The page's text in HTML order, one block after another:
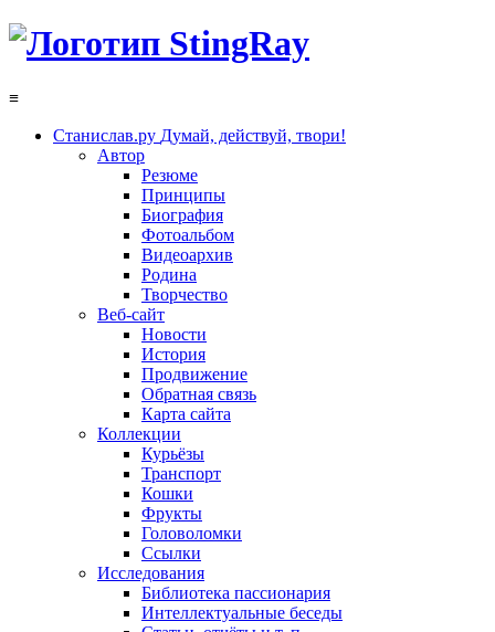
≡
Станислав.ру Думай, действуй, твори!
Автор
Резюме
Принципы
Биография
Фотоальбом
Видеоархив
Родина
Творчество
Веб-сайт
Новости
История
Продвижение
Обратная связь
Карта сайта
Коллекции
Курьёзы
Транспорт
Кошки
Фрукты
Головоломки
Ссылки
Исследования
Библиотека пассионария
Интеллектуальные беседы